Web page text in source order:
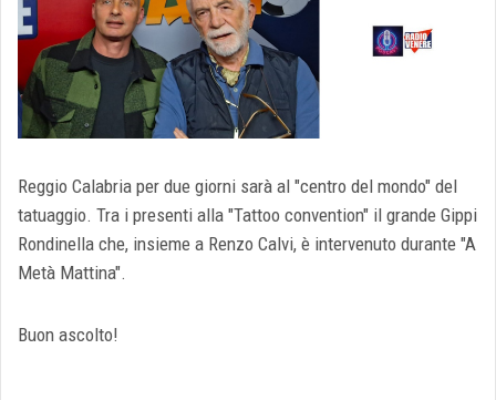
Reggio Calabria per due giorni sarà al "centro del mondo" del
tatuaggio. Tra i presenti alla "Tattoo convention" il grande Gippi
Rondinella che, insieme a Renzo Calvi, è intervenuto durante "A
Metà Mattina".
Buon ascolto!